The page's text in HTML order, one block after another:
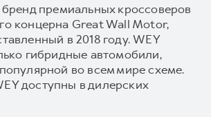
премиальных кроссоверов
концерна Great Wall Motor,
в 2018 году. WEY
гибридные автомобили,
во всем мире схеме.
доступны в дилерских